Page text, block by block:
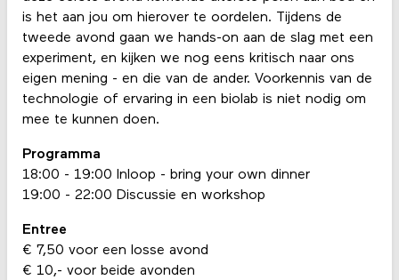
is het aan jou om hierover te oordelen. Tijdens de
tweede avond gaan we hands-on aan de slag met een
experiment, en kijken we nog eens kritisch naar ons
eigen mening - en die van de ander. Voorkennis van de
technologie of ervaring in een biolab is niet nodig om
mee te kunnen doen.
Programma
18:00 - 19:00 Inloop - bring your own dinner
19:00 - 22:00 Discussie en workshop
Entree
€ 7,50 voor een losse avond
€ 10,- voor beide avonden